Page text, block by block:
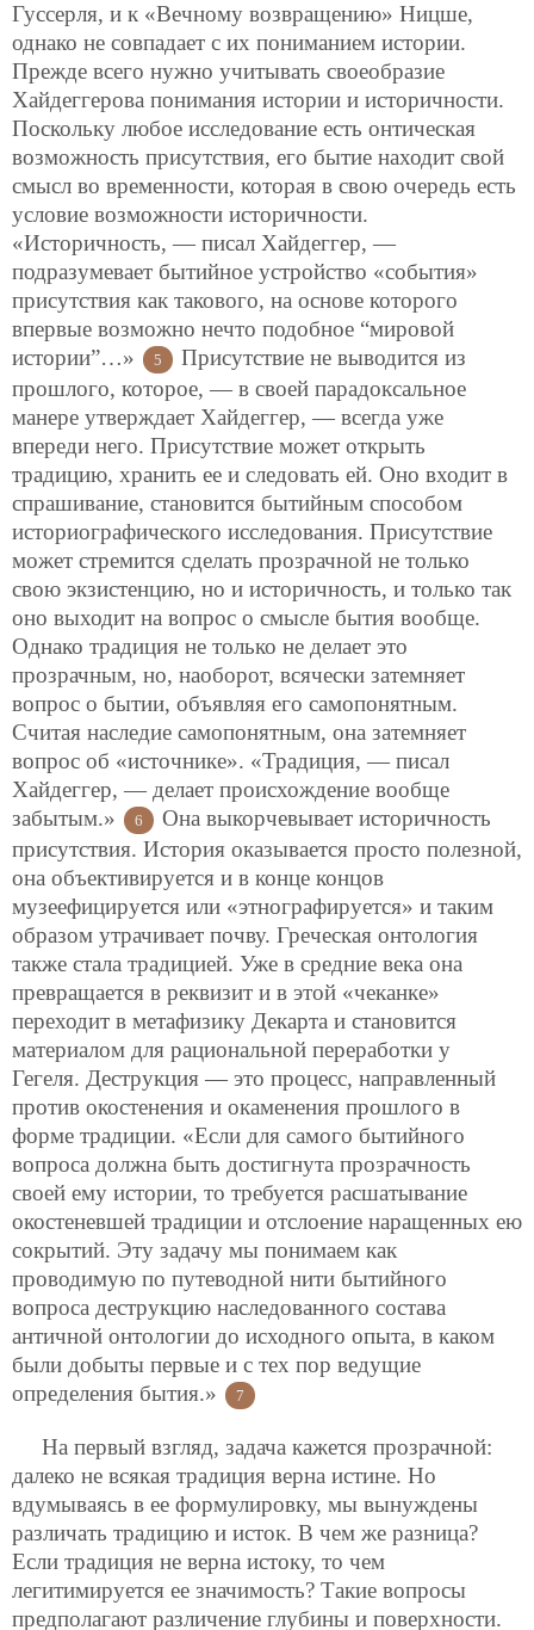
Гуссерля, и к «Вечному возвращению» Ницше,
однако не совпадает с их пониманием истории.
Прежде всего нужно учитывать своеобразие
Хайдеггерова понимания истории и историчности.
Поскольку любое исследование есть онтическая
возможность присутствия, его бытие находит свой
смысл во временности, которая в свою очередь есть
условие возможности историчности.
«Историчность, — писал Хайдеггер, —
подразумевает бытийное устройство «события»
присутствия как такового, на основе которого
впервые возможно нечто подобное “мировой
истории”…»
5
Присутствие не выводится из
прошлого, которое, — в своей парадоксальное
манере утверждает Хайдеггер, — всегда уже
впереди него. Присутствие может открыть
традицию, хранить ее и следовать ей. Оно входит в
спрашивание, становится бытийным способом
историографического исследования. Присутствие
может стремится сделать прозрачной не только
свою экзистенцию, но и историчность, и только так
оно выходит на вопрос о смысле бытия вообще.
Однако традиция не только не делает это
прозрачным, но, наоборот, всячески затемняет
вопрос о бытии, объявляя его самопонятным.
Считая наследие самопонятным, она затемняет
вопрос об «источнике». «Традиция, — писал
Хайдеггер, — делает происхождение вообще
забытым.»
6
Она выкорчевывает историчность
присутствия. История оказывается просто полезной,
она объективируется и в конце концов
музеефицируется или «этнографируется» и таким
образом утрачивает почву. Греческая онтология
также стала традицией. Уже в средние века она
превращается в реквизит и в этой «чеканке»
переходит в метафизику Декарта и становится
материалом для рациональной переработки у
Гегеля. Деструкция — это процесс, направленный
против окостенения и окаменения прошлого в
форме традиции. «Если для самого бытийного
вопроса должна быть достигнута прозрачность
своей ему истории, то требуется расшатывание
окостеневшей традиции и отслоение наращенных ею
сокрытий. Эту задачу мы понимаем как
проводимую по путеводной нити бытийного
вопроса деструкцию наследованного состава
античной онтологии до исходного опыта, в каком
были добыты первые и с тех пор ведущие
определения бытия.»
7
На первый взгляд, задача кажется прозрачной:
далеко не всякая традиция верна истине. Но
вдумываясь в ее формулировку, мы вынуждены
различать традицию и исток. В чем же разница?
Если традиция не верна истоку, то чем
легитимируется ее значимость? Такие вопросы
предполагают различение глубины и поверхности.